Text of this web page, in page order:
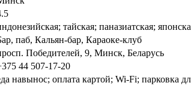
тайская; паназиатская;
паб, Кальян-бар, Караоке-клуб
Победителей, 9, Минск, Беларусь
44 507-17-20
навынос; оплата картой; Wi-Fi; парковка